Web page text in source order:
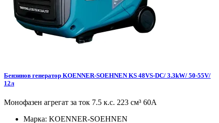
Бензинов генератор KOENNER-SOEHNEN KS 48VS-DC/ 3.3kW/ 50-55V/
12л
Монофазен агрегат за ток 7.5 к.с. 223 см³ 60А
Марка: KOENNER-SOEHNEN